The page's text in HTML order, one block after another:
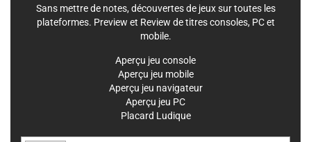
Sans mettre de notes, découvertes de jeux sur toutes les
plateformes. Preview et Review de titres consoles, PC et
mobile.
Aperçu jeu console
Aperçu jeu mobile
Aperçu jeu navigateur
Aperçu jeu PC
Placard Ludique